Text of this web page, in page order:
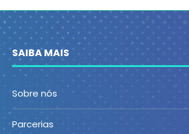
SAIBA MAIS
Sobre nós
Parcerias